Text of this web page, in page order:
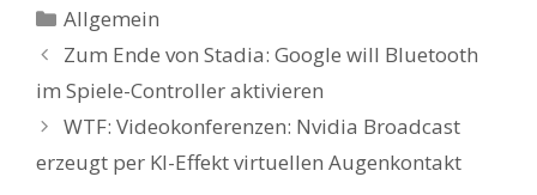
Kategorien
Allgemein
Zum Ende von Stadia: Google will Bluetooth
im Spiele-Controller aktivieren
WTF: Videokonferenzen: Nvidia Broadcast
erzeugt per KI-Effekt virtuellen Augenkontakt